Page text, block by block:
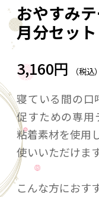
おやすみ
月分セット
3,160円 （税込）
寝ている間の口
促すための専用
粘着素材を使用
使いいただけます
こんな方におす